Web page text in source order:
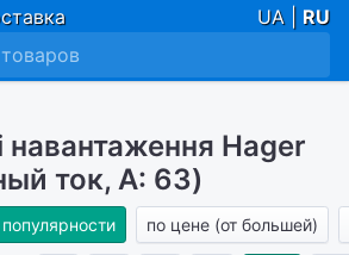
UA | RU
навантаження Hager
ток, А: 63)
по цене (от большей)